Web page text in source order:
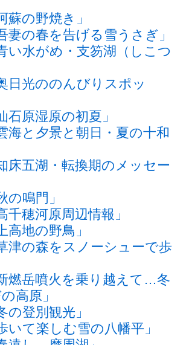
蘇の野焼き」
妻の春を告げる雪うさぎ」
い水がめ・支笏湖（しこつ
日光ののんびりスポッ
石原湿原の初夏」
海と夕景と朝日・夏の十和
床五湖・転換期のメッセー
の鳴門」
千穂河原周辺情報」
高地の野鳥」
津の森をスノーシューで歩
燃岳噴火を乗り越えて…冬
高原」
の登別観光」
いて楽しむ雪の八幡平」